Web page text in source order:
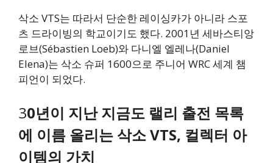
삭소 VTS는 따라서 단순한 레이싱카가 아니라 스포
츠 드라이빙의 학교이기도 했다. 2001년 세바스티앙
로브(Sébastien Loeb)와 다니엘 엘레나(Daniel
Elena)는 삭소 슈퍼 1600으로 주니어 WRC 세계 챔
피언이 되었다.
30년이 지난 지금도 랠리 출전 목록
에 이름 올리는 삭소 VTS, 컬렉터 아
이템의 가치